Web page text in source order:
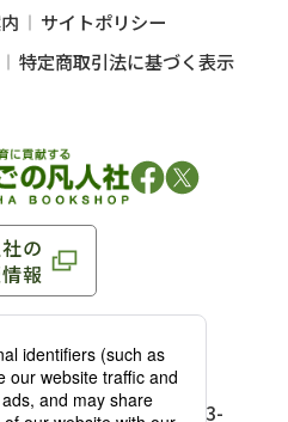
の
報
平河町 1-3-13 8F
：03-3263-3116
京都千代田区平河町1-3-
サイトポリシー
特定商取引法に基づく表示